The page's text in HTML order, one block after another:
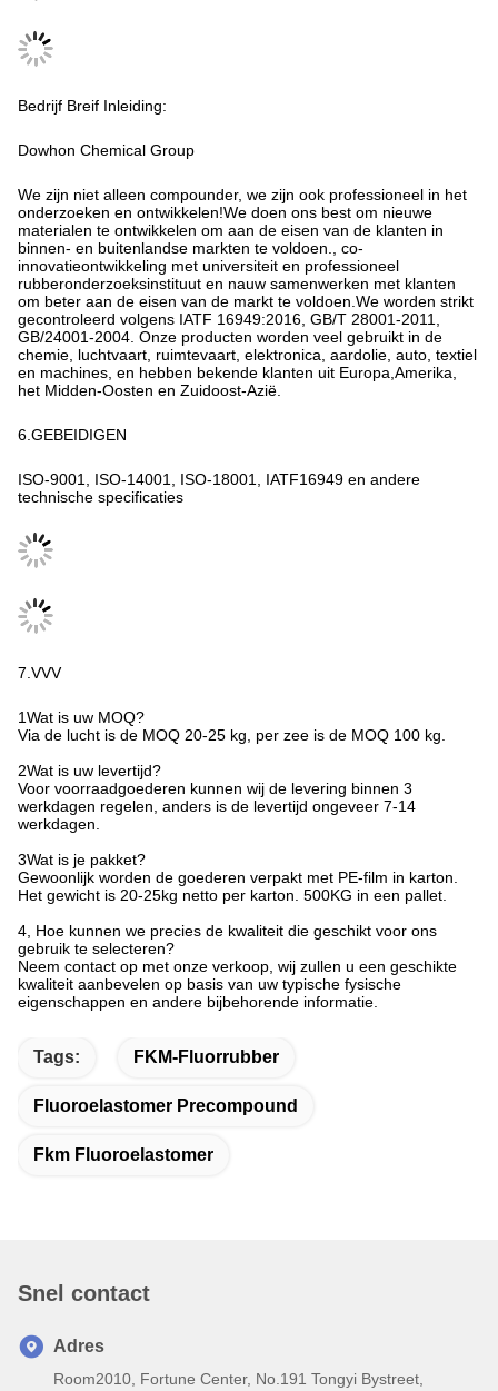
We zijn niet alleen compounder, we zijn ook professioneel in het
onderzoeken en ontwikkelen!We doen ons best om nieuwe
materialen te ontwikkelen om aan de eisen van de klanten in
binnen- en buitenlandse markten te voldoen., co-
innovatieontwikkeling met universiteit en professioneel
rubberonderzoeksinstituut en nauw samenwerken met klanten
om beter aan de eisen van de markt te voldoen.We worden strikt
gecontroleerd volgens IATF 16949:2016, GB/T 28001-2011,
GB/24001-2004. Onze producten worden veel gebruikt in de
chemie, luchtvaart, ruimtevaart, elektronica, aardolie, auto, textiel
ISO-9001, ISO-14001, ISO-18001, IATF16949 en andere
Via de lucht is de MOQ 20-25 kg, per zee is de MOQ 100 kg.
2Wat is uw levertijd?
Voor voorraadgoederen kunnen wij de levering binnen 3
werkdagen regelen, anders is de levertijd ongeveer 7-14
werkdagen.
3Wat is je pakket?
Gewoonlijk worden de goederen verpakt met PE-film in karton.
Het gewicht is 20-25kg netto per karton. 500KG in een pallet.
4, Hoe kunnen we precies de kwaliteit die geschikt voor ons
gebruik te selecteren?
Neem contact op met onze verkoop, wij zullen u een geschikte
kwaliteit aanbevelen op basis van uw typische fysische
Adres